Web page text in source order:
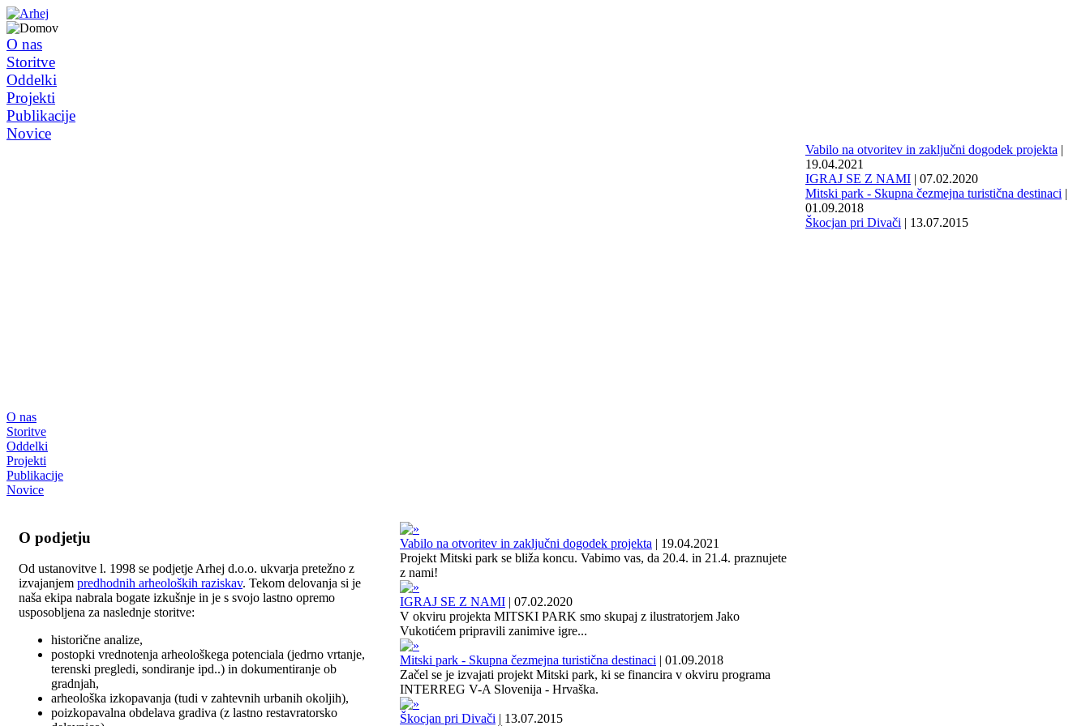
O nas
Storitve
Oddelki
Projekti
Publikacije
Novice
O nas
Storitve
Oddelki
Projekti
Publikacije
Novice
Vabilo na otvoritev in zaključni dogodek projekta |
19.04.2021
IGRAJ SE Z NAMI | 07.02.2020
Mitski park - Skupna čezmejna turistična destinaci |
01.09.2018
Škocjan pri Divači | 13.07.2015
O podjetju
Od ustanovitve l. 1998 se podjetje Arhej d.o.o. ukvarja pretežno z
izvajanjem predhodnih arheoloških raziskav. Tekom delovanja si je
naša ekipa nabrala bogate izkušnje in je s svojo lastno opremo
usposobljena za naslednje storitve:
historične analize,
postopki vrednotenja arheološkega potenciala (jedrno vrtanje,
terenski pregledi, sondiranje ipd..) in dokumentiranje ob
gradnjah,
arheološka izkopavanja (tudi v zahtevnih urbanih okoljih),
poizkopavalna obdelava gradiva (z lastno restavratorsko
Vabilo na otvoritev in zaključni dogodek projekta | 19.04.2021
Projekt Mitski park se bliža koncu. Vabimo vas, da 20.4. in 21.4. praznujete
z nami!
IGRAJ SE Z NAMI | 07.02.2020
V okviru projekta MITSKI PARK smo skupaj z ilustratorjem Jako
Vukotićem pripravili zanimive igre...
Mitski park - Skupna čezmejna turistična destinaci | 01.09.2018
Začel se je izvajati projekt Mitski park, ki se financira v okviru programa
INTERREG V-A Slovenija - Hrvaška.
Škocjan pri Divači | 13.07.2015